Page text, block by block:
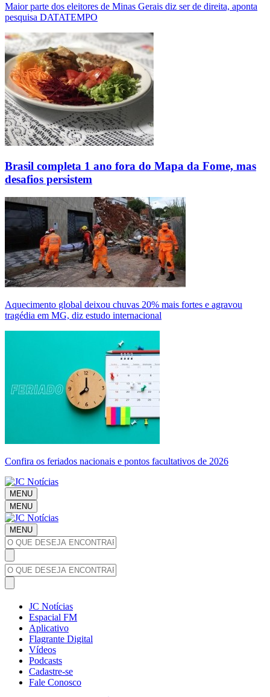
Maior parte dos eleitores de Minas Gerais diz ser de direita, aponta
pesquisa DATATEMPO
Brasil completa 1 ano fora do Mapa da Fome, mas
desafios persistem
Aquecimento global deixou chuvas 20% mais fortes e agravou
tragédia em MG, diz estudo internacional
Confira os feriados nacionais e pontos facultativos de 2026
MENU
MENU
MENU
JC Notícias
Espacial FM
Aplicativo
Flagrante Digital
Vídeos
Podcasts
Cadastre-se
Fale Conosco